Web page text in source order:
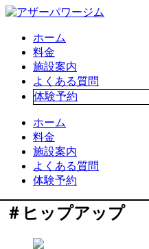
ホーム
料金
施設案内
よくある質問
体験予約
ホーム
料金
施設案内
よくある質問
体験予約
＃ヒップアップ